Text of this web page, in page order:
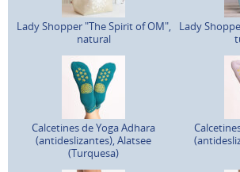
Lady Shopper "The Spirit of OM",
natural
Lady
Calcetines de Yoga Adhara
(antideslizantes), Alatsee
(Turquesa)